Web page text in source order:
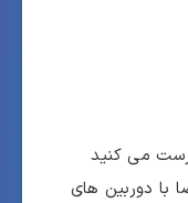
می کنید
با دوربین های